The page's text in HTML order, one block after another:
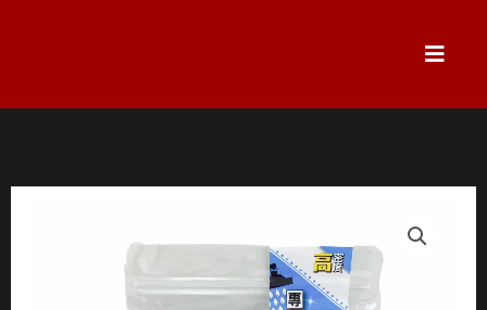
容